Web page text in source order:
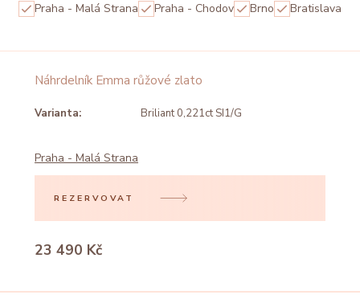
Praha - Malá Strana Praha - Chodov Brno Bratislava
Náhrdelník Emma růžové zlato
Varianta: Briliant 0,221ct SI1/G
Praha - Malá Strana
REZERVOVAT
23 490 Kč